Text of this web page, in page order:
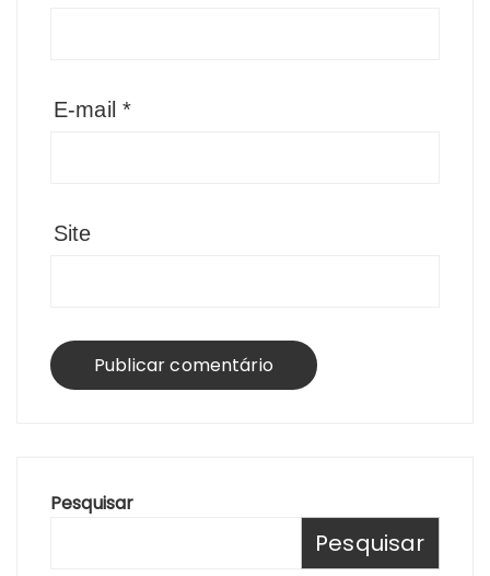
E-mail*
Site
Pesquisar
Pesquisar